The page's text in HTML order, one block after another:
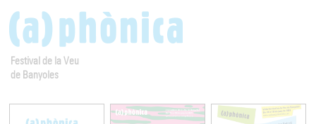
Festival de la Veu
de Banyoles